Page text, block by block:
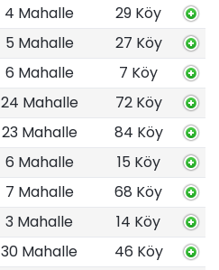
4 Mahalle
29 Köy
5 Mahalle
27 Köy
6 Mahalle
7 Köy
24 Mahalle
72 Köy
23 Mahalle
84 Köy
6 Mahalle
15 Köy
7 Mahalle
68 Köy
3 Mahalle
14 Köy
30 Mahalle
46 Köy